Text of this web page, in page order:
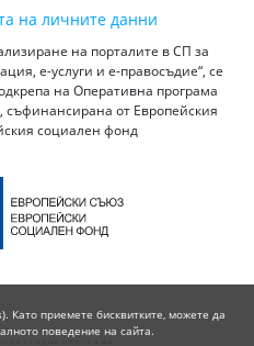
на личните данни
на порталите в СП за
е-услуги и е-правосъдие“, се
на Оперативна програма
съфинансирана от Европейския
социален фонд
Като приемете бисквитките, можете да
поведение на сайта.